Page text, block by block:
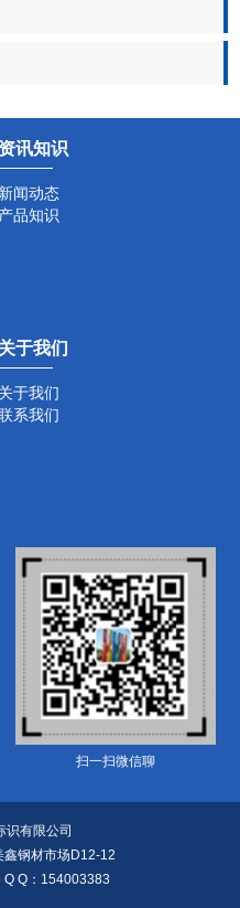
资讯知识
新闻动态
产品知识
关于我们
关于我们
系我们
扫一扫微信聊
识有限公司
鑫钢材市场D12-12
Q：154003383